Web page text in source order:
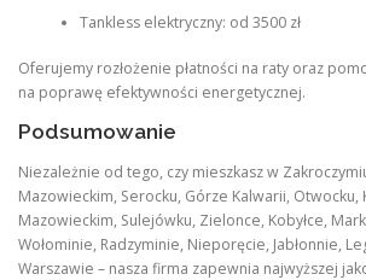
Tankless elektryczny: od 3500 zł
Oferujemy rozłożenie płatności na raty oraz
na poprawę efektywności energetycznej.
Podsumowanie
Niezależnie od tego, czy mieszkasz w
Mazowieckim, Serocku, Górze Kalwarii, Otwocku,
Mazowieckim, Sulejówku, Zielonce, Kobyłce,
Wołominie, Radzyminie, Nieporęcie, Jabłonnie,
Warszawie – nasza firma zapewnia najwyższej